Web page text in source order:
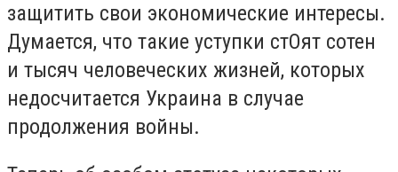
защитить свои экономические интересы.
Думается, что такие уступки стОят сотен
и тысяч человеческих жизней, которых
недосчитается Украина в случае
продолжения войны.